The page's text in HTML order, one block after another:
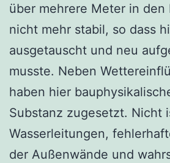
über mehrere Meter in den
nicht mehr stabil, so dass
ausgetauscht und neu
musste. Neben
haben hier
Substanz zugesetzt. Nicht
Wasserleitungen,
der Außenwände und